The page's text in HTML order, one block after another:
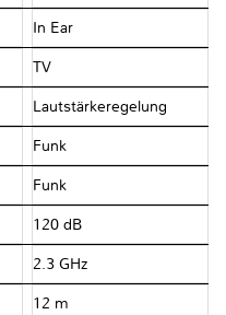
In Ear
TV
Lautstärkeregelung
Funk
Funk
120 dB
2.3 GHz
12 m